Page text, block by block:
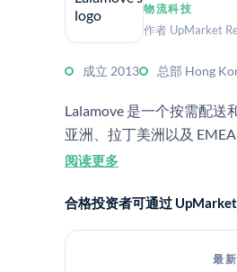
物流科技
作者 UpMarket
成立 2013 总部 Hong
Lalamove 是一个按需配
亚洲、拉丁美洲以及
阅读更多
合格投资者可通过 UpMarket
最